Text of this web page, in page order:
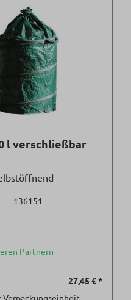
l verschließbar
136151
Partnern
27,45 €*
Verpackungseinheit